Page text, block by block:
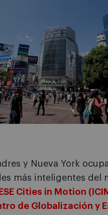
y Nueva York
más inteligentes del
IESE Cities in Motion
de Globalización y